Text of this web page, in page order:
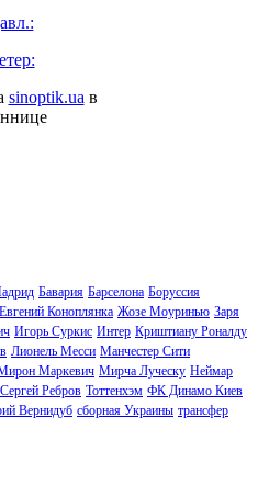
sinoptik.ua в
Бавария Барселона Боруссия
Евгений Коноплянка Жозе Моуринью Заря
Игорь Суркис Интер Криштиану Роналду
Лионель Месси Манчестер Сити
Маркевич Мирча Луческу Неймар
Сергей Ребров Тоттенхэм ФК Динамо Киев
Вернидуб сборная Украины трансфер